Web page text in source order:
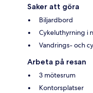
Saker att göra
Biljardbord
Cykeluthyrning i
Vandrings- och
Arbeta på resan
3 mötesrum
Kontorsplatser